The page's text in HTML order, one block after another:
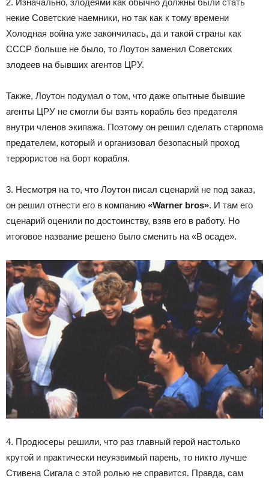
2. Изначально, злодеями как обычно должны были стать
некие Советские наемники, но так как к тому времени
Холодная война уже закончилась, да и такой страны как
СССР больше не было, то Лоутон заменил Советских
злодеев на бывших агентов ЦРУ.
Также, Лоутон подумал о том, что даже опытные бывшие
агенты ЦРУ не смогли бы взять корабль без предателя
внутри членов экипажа. Поэтому он решил сделать старпома
предателем, который и организовал безопасный проход
террористов на борт корабля.
3. Несмотря на то, что Лоутон писал сценарий не под заказ,
он решил отнести его в компанию «Warner bros». И там его
сценарий оценили по достоинству, взяв его в работу. Но
итоговое название решено было сменить на «В осаде».
4. Продюсеры решили, что раз главный герой настолько
крутой и практически неуязвимый парень, то никто лучше
Стивена Сигала с этой ролью не справится. Правда, сам